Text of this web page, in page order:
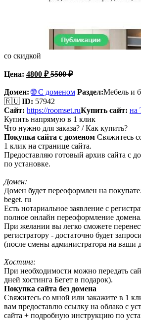
со скидкой
Цена: 4800 ₽ 5500₽
Домен: 🌐 С доменом Раздел:Мебель и
🇷🇺 ID: 57942
Сайт: https://roomset.ruКупить сайт: на
Купить напрямую в 1 клик
Что нужно для заказа? / Как купить?
Покупка сайта с доменом Свяжитесь
1 клик на странице сайта.
Предоставляю готовый архив сайта с
по установке.
Домен:
Домен будет переоформлен на
beget. ru
Есть нотариальное заявление с
полное онлайн переоформление домена.
При желании вы легко сможете
регистратору - достаточно будет
(после смены администратора на ваши
Хостинг:
При необходимости можно передать
дней хостинга Бегет в подарок).
Покупка сайта без домена
Свяжитесь со мной или закажите в 1
вам предоставлю ссылку на облако с
сайта + подробную инструкцию по